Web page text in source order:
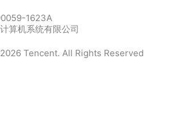
1623A
算机系统有限公司
Tencent. All Rights Reserved